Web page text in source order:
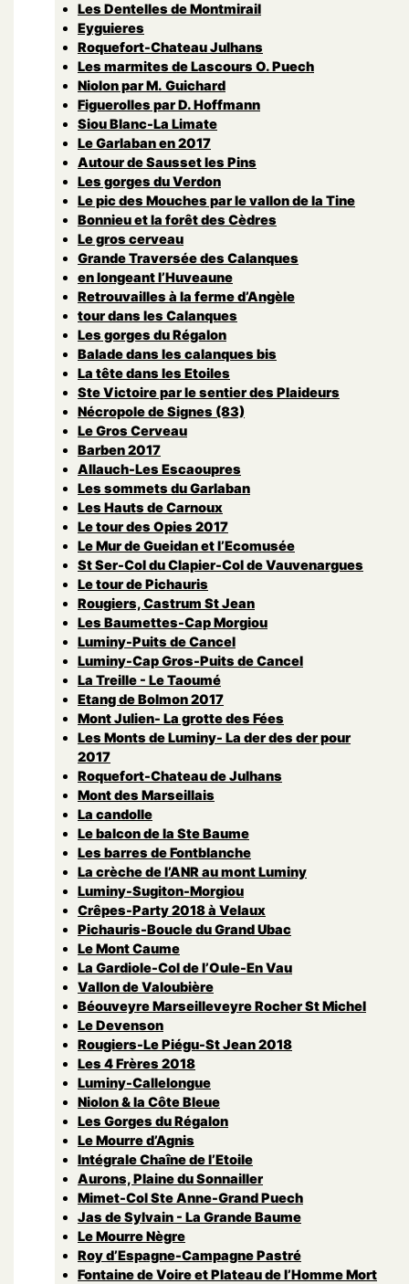
Les Dentelles de Montmirail
Eyguieres
Roquefort-Chateau Julhans
Les marmites de Lascours O. Puech
Niolon par M. Guichard
Figuerolles par D. Hoffmann
Siou Blanc-La Limate
Le Garlaban en 2017
Autour de Sausset les Pins
Les gorges du Verdon
Le pic des Mouches par le vallon de la Tine
Bonnieu et la forêt des Cèdres
Le gros cerveau
Grande Traversée des Calanques
en longeant l’Huveaune
Retrouvailles à la ferme d’Angèle
tour dans les Calanques
Les gorges du Régalon
Balade dans les calanques bis
La tête dans les Etoiles
Ste Victoire par le sentier des Plaideurs
Nécropole de Signes (83)
Le Gros Cerveau
Barben 2017
Allauch-Les Escaoupres
Les sommets du Garlaban
Les Hauts de Carnoux
Le tour des Opies 2017
Le Mur de Gueidan et l’Ecomusée
St Ser-Col du Clapier-Col de Vauvenargues
Le tour de Pichauris
Rougiers, Castrum St Jean
Les Baumettes-Cap Morgiou
Luminy-Puits de Cancel
Luminy-Cap Gros-Puits de Cancel
La Treille - Le Taoumé
Etang de Bolmon 2017
Mont Julien- La grotte des Fées
Les Monts de Luminy- La der des der pour
2017
Roquefort-Chateau de Julhans
Mont des Marseillais
La candolle
Le balcon de la Ste Baume
Les barres de Fontblanche
La crèche de l’ANR au mont Luminy
Luminy-Sugiton-Morgiou
Crêpes-Party 2018 à Velaux
Pichauris-Boucle du Grand Ubac
Le Mont Caume
La Gardiole-Col de l’Oule-En Vau
Vallon de Valoubière
Béouveyre Marseilleveyre Rocher St Michel
Le Devenson
Rougiers-Le Piégu-St Jean 2018
Les 4 Frères 2018
Luminy-Callelongue
Niolon & la Côte Bleue
Les Gorges du Régalon
Le Mourre d’Agnis
Intégrale Chaîne de l’Etoile
Aurons, Plaine du Sonnailler
Mimet-Col Ste Anne-Grand Puech
Jas de Sylvain - La Grande Baume
Le Mourre Nègre
Roy d’Espagne-Campagne Pastré
Fontaine de Voire et Plateau de l’Homme Mort